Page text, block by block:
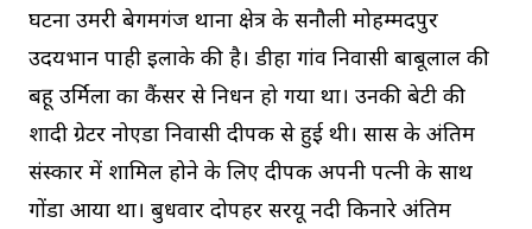
घटना उमरी बेगमगंज थाना क्षेत्र के सनौली मोहम्मदपुर
उदयभान पाही इलाके की है। डीहा गांव निवासी बाबूलाल की
बहू उर्मिला का कैंसर से निधन हो गया था। उनकी बेटी की
शादी ग्रेटर नोएडा निवासी दीपक से हुई थी। सास के अंतिम
संस्कार में शामिल होने के लिए दीपक अपनी पत्नी के साथ
गोंडा आया था। बुधवार दोपहर सरयू नदी किनारे अंतिम